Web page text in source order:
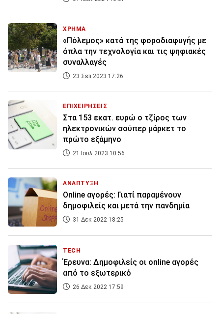
ΧΡΗΜΑ
«Πόλεμος» κατά της φοροδιαφυγής με
όπλα την τεχνολογία και τις ψηφιακές
συναλλαγές
23 Σεπ 2023 17:26
ΕΠΙΧΕΙΡΗΣΕΙΣ
Στα 153 εκατ. ευρώ ο τζίρος των
ηλεκτρονικών σούπερ μάρκετ το
πρώτο εξάμηνο
21 Ιουλ 2023 10:56
ΑΝΑΠΤΥΞΗ
Οnline αγορές: Γιατί παραμένουν
δημοφιλείς και μετά την πανδημία
31 Δεκ 2022 18:25
TECH
Έρευνα: Δημοφιλείς οι online αγορές
από το εξωτερικό
26 Δεκ 2022 17:59